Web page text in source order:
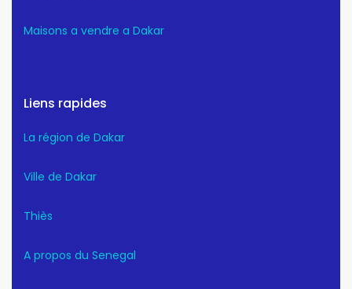
Maisons a vendre a Dakar
Liens rapides
La région de Dakar
Ville de Dakar
Thiès
A propos du Senegal